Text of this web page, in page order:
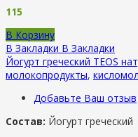
115
В Корзину
В Закладки В Закладки
Йогурт греческий TEOS
молокопродукты,
Добавьте Ваш отзыв
Состав: Йогурт греческий